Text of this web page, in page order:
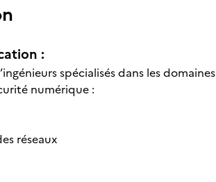
:
spécialisés dans les
numérique :
réseaux